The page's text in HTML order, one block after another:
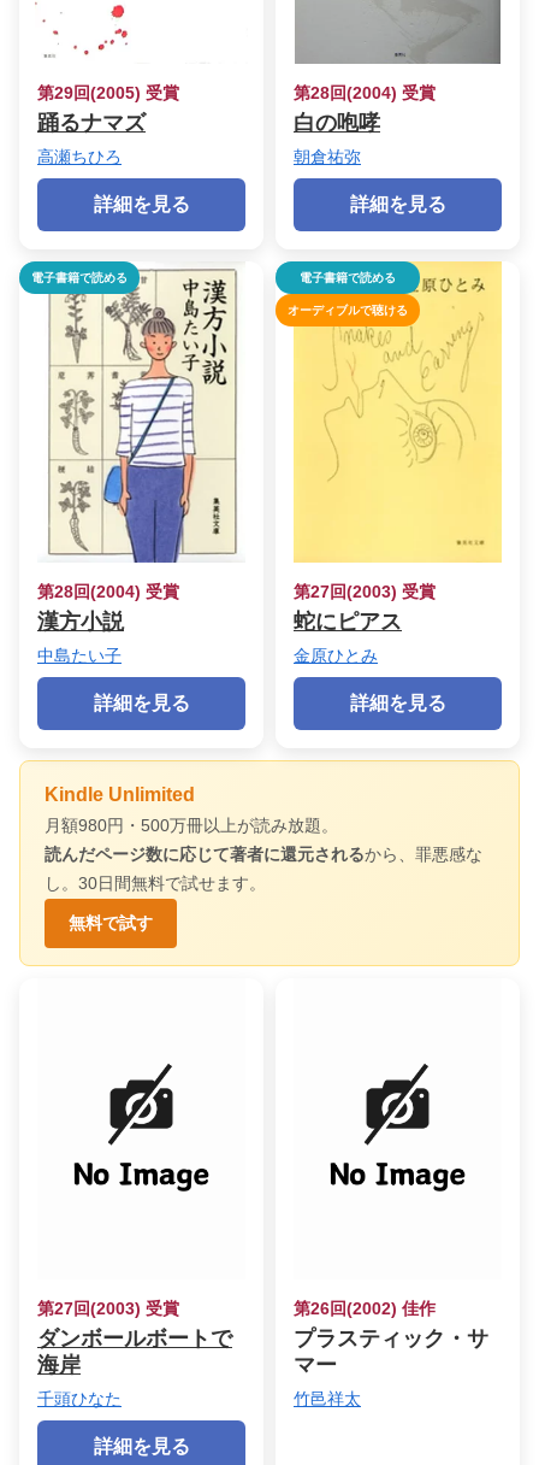
第29回(2005) 受賞
踊るナマズ
高瀬ちひろ
詳細を見る
第28回(2004) 受賞
白の咆哮
朝倉祐弥
詳細を見る
電子書籍で読める
第28回(2004) 受賞
漢方小説
中島たい子
詳細を見る
電子書籍で読める
オーディブルで聴ける
第27回(2003) 受賞
蛇にピアス
金原ひとみ
詳細を見る
Kindle Unlimited
月額980円・500万冊以上が読み放題。
読んだページ数に応じて著者に還元されるから、罪悪感な
し。30日間無料で試せます。
無料で試す
第27回(2003) 受賞
ダンボールボートで
海岸
千頭ひなた
詳細を見る
第26回(2002) 佳作
プラスティック・サ
マー
竹邑祥太